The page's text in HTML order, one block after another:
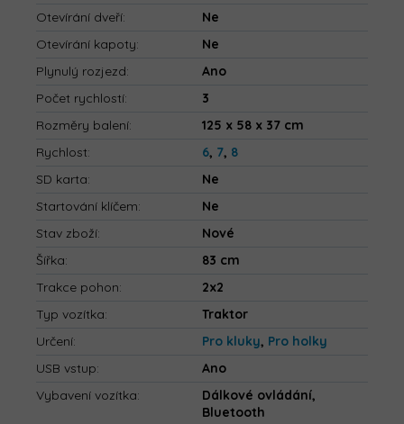
Otevírání dveří:
Ne
Otevírání kapoty:
Ne
Plynulý rozjezd:
Ano
Počet rychlostí:
3
Rozměry balení:
125 x 58 x 37 cm
Rychlost: 6, 7, 8
SD karta:
Ne
Startování klíčem:
Ne
Stav zboží:
Nové
Šířka:
83 cm
Trakce pohon:
2x2
Typ vozítka:
Traktor
Určení: Pro kluky, Pro holky
USB vstup:
Ano
Vybavení vozítka:
Dálkové ovládání,
Bluetooth